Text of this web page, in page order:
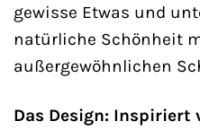
gewisse Etwas und
natürliche Schönheit
außergewöhnlichen
Das Design: